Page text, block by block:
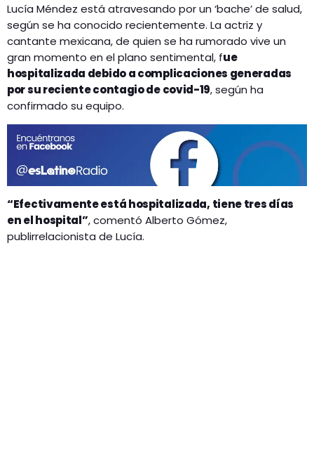
Lucía Méndez está atravesando por un ‘bache’ de salud,
según se ha conocido recientemente. La actriz y
cantante mexicana, de quien se ha rumorado vive un
gran momento en el plano sentimental, fue
hospitalizada debido a complicaciones generadas
por su reciente contagio de covid-19, según ha
confirmado su equipo.
“Efectivamente está hospitalizada, tiene tres días
en el hospital”, comentó Alberto Gómez,
publirrelacionista de Lucía.